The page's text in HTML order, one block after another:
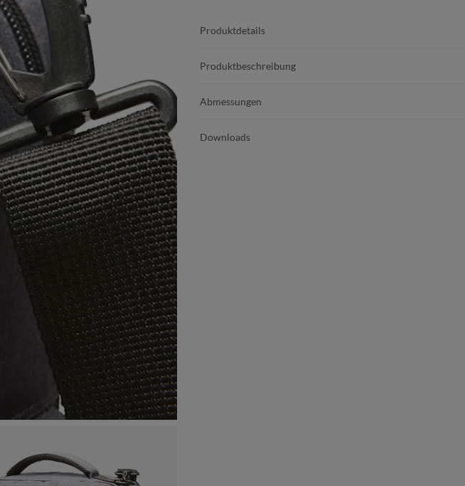
Produktdetails
Produktbeschreibung
Abmessungen
Downloads